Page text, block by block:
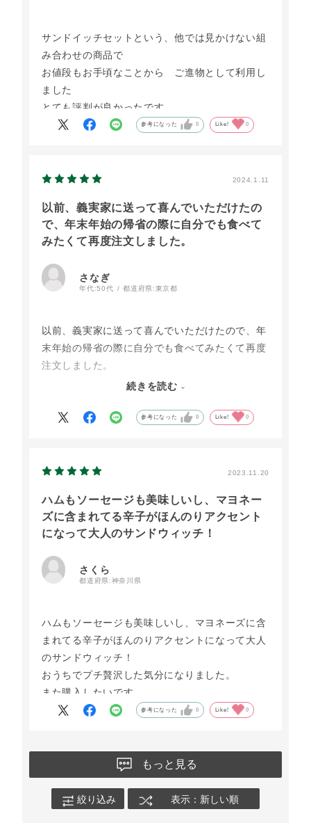
サンドイッチセットという、他では見かけない組
み合わせの商品で
お値段もお手頃なことから ご進物として利用し
ました
とても評判が良かったです
参考になった 0 Like! 0
2024.1.11
以前、義実家に送って喜んでいただけたの
で、年末年始の帰省の際に自分でも食べて
みたくて再度注文しました。
さなぎ
年代:50代 都道府県:東京都
以前、義実家に送って喜んでいただけたので、年
末年始の帰省の際に自分でも食べてみたくて再度
注文しました。
一回はパンと一緒に目玉焼きで。
お義母さんと笑顔の時間を過ごせました。
続きを読む
参考になった 0 Like! 0
2023.11.20
ハムもソーセージも美味しいし、マヨネー
ズに含まれてる辛子がほんのりアクセント
になって大人のサンドウィッチ！
さくら
都道府県:神奈川県
ハムもソーセージも美味しいし、マヨネーズに含
まれてる辛子がほんのりアクセントになって大人
のサンドウィッチ！
おうちでプチ贅沢した気分になりました。
また購入したいです。
参考になった 0 Like! 0
もっと見る
絞り込み 表示：新しい順